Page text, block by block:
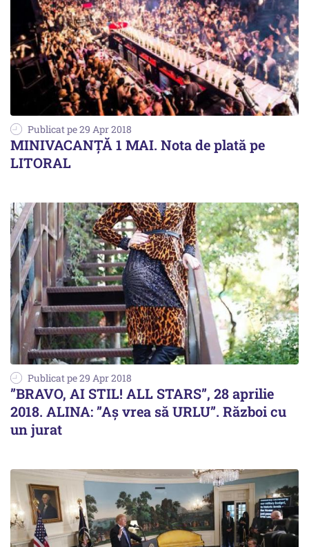
Publicat pe 29 Apr 2018
MINIVACANȚĂ 1 MAI. Nota de plată pe
LITORAL
Publicat pe 29 Apr 2018
”BRAVO, AI STIL! ALL STARS”, 28 aprilie
2018. ALINA: ”Aș vrea să URLU”. Război cu
un jurat